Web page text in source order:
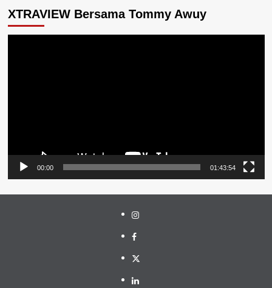
XTRAVIEW Bersama Tommy Awuy
00:00 01:43:54
Instagram
Facebook
Twitter
Linkedin